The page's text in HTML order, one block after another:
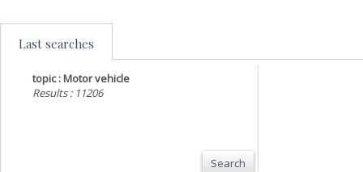
Last searches
topic : Motor vehicle
Results : 11206
Search